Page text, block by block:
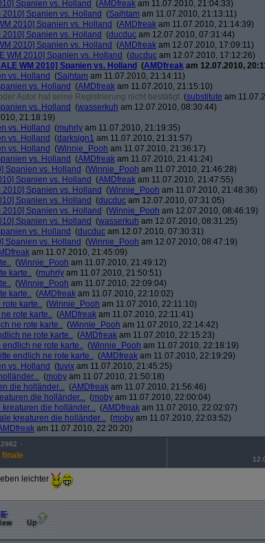
Spanien vs. Holland (AMDfreak am 11.07.2010, 21:04:33)
2010] Spanien vs. Holland (Sajhtam am 11.07.2010, 21:13:11)
2010] Spanien vs. Holland (AMDfreak am 11.07.2010, 21:14:39)
2010] Spanien vs. Holland (ducduc am 12.07.2010, 07:31:44)
2010] Spanien vs. Holland (AMDfreak am 12.07.2010, 17:09:11)
WM 2010] Spanien vs. Holland (ducduc am 12.07.2010, 17:12:26)
WM 2010] Spanien vs. Holland (AMDfreak am 12.07.2010,
vs. Holland (Sajhtam am 11.07.2010, 21:14:11)
vs. Holland (AMDfreak am 11.07.2010, 21:15:10)
Autor hat seine Registrierung nicht bestätigt (substitute am
vs. Holland (wasserkuh am 12.07.2010, 08:30:44)
21:18:19)
vs. Holland (muhrly am 11.07.2010, 21:19:35)
vs. Holland (darksign1 am 11.07.2010, 21:31:57)
vs. Holland (Winnie_Pooh am 11.07.2010, 21:36:17)
vs. Holland (AMDfreak am 11.07.2010, 21:41:24)
Spanien vs. Holland (Winnie_Pooh am 11.07.2010, 21:46:28)
Spanien vs. Holland (AMDfreak am 11.07.2010, 21:47:55)
2010] Spanien vs. Holland (Winnie_Pooh am 11.07.2010, 21:48:36)
Spanien vs. Holland (ducduc am 12.07.2010, 07:31:05)
2010] Spanien vs. Holland (Winnie_Pooh am 12.07.2010, 08:46:19)
Spanien vs. Holland (wasserkuh am 12.07.2010, 08:31:25)
vs. Holland (ducduc am 12.07.2010, 07:30:31)
Spanien vs. Holland (Winnie_Pooh am 12.07.2010, 08:47:19)
am 11.07.2010, 21:45:09)
(Winnie_Pooh am 11.07.2010, 21:49:12)
karte.. (muhrly am 11.07.2010, 21:50:51)
(Winnie_Pooh am 11.07.2010, 22:09:04)
karte.. (AMDfreak am 11.07.2010, 22:10:02)
karte.. (Winnie_Pooh am 11.07.2010, 22:11:10)
rote karte.. (AMDfreak am 11.07.2010, 22:11:41)
ne rote karte.. (Winnie_Pooh am 11.07.2010, 22:14:42)
ne rote karte.. (AMDfreak am 11.07.2010, 22:15:23)
endlich ne rote karte.. (Winnie_Pooh am 11.07.2010, 22:18:19)
endlich ne rote karte.. (AMDfreak am 11.07.2010, 22:19:29)
vs. Holland (tuvix am 11.07.2010, 21:45:25)
(moby am 11.07.2010, 21:50:18)
die holländer... (AMDfreak am 11.07.2010, 21:56:46)
die holländer... (moby am 11.07.2010, 22:00:04)
die holländer... (AMDfreak am 11.07.2010, 22:02:07)
kreaturen die holländer... (moby am 11.07.2010, 22:03:52)
am 11.07.2010, 22:20:20)
finale
leichter